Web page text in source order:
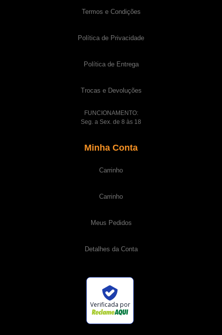
Termos e Condições
Política de Privacidade
Política de Entrega
Trocas e Devoluções
FUNCIONAMENTO:
Seg. a Sex. de 8 às 18
Minha Conta
Carrinho
Carrinho
Meus Pedidos
Detalhes da Conta
Verificada por